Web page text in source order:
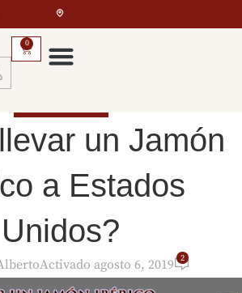
0
un Jamón
a Estados
Unidos?
Activado agosto 6, 2019 2